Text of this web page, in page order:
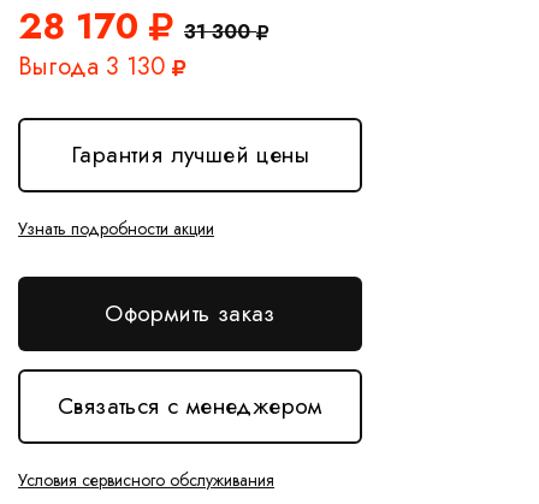
28 170 31 300
Выгода 3 130
Гарантия лучшей цены
Узнать подробности акции
Оформить заказ
Связаться с менеджером
Условия сервисного обслуживания